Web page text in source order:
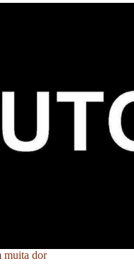
muita dor